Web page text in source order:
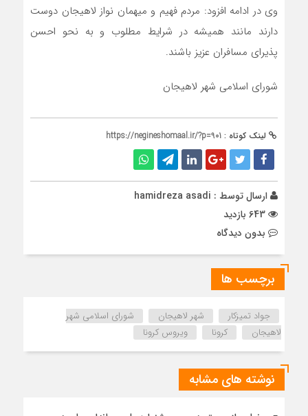
وی در ادامه افزود: مردم فهیم و میهمان نواز لاهیجان دوست
دارند مانند همیشه در شرایط مطلوب و به نحو احسن
پذیرای مسافران عزیز باشند.
شورای اسلامی شهر لاهیجان
لینک کوتاه : https://negineshomaal.ir/?p=901
ارسال توسط : hamidreza asadi
بدون دیدگاه
برچسب ها
جواد تمیزکار شهر لاهیجان
شورای اسلامی شهر
لاهیجان
کرونا ویروس کرونا
نوشته های مشابه